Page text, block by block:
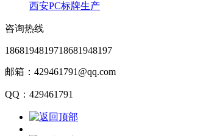
西安PC标牌生产
咨询热线
1868194819718681948197
邮箱：429461791@qq.com
QQ：429461791